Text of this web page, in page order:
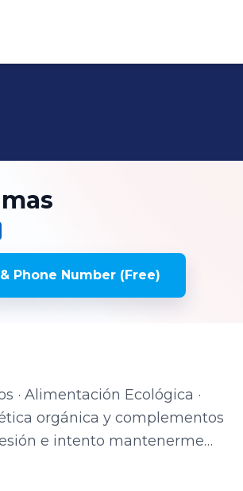
Phone Number (Free)
· Alimentación Ecológica ·
así como seguir